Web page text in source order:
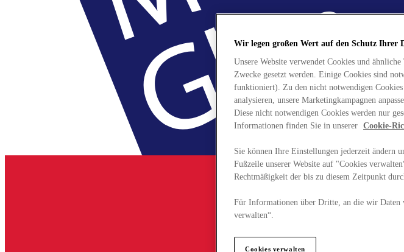
Wir legen großen Wert auf den Schutz Ihrer
Unsere Website verwendet Cookies und
Zwecke gesetzt werden. Einige Cookies sind
funktioniert). Zu den nicht notwendigen
analysieren, unsere Marketingkampagnen
Diese nicht notwendigen Cookies werden nur
Informationen finden Sie in unserer Cookie-
Sie können Ihre Einstellungen jederzeit
Fußzeile unserer Website auf "Cookies
Rechtmäßigkeit der bis zu diesem Zeitpunkt
Für Informationen über Dritte, an die wir Daten
verwalten“.
Cookies verwalten